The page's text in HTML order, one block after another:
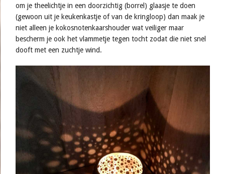
om je theelichtje in een doorzichtig (borrel) glaasje te doen
(gewoon uit je keukenkastje of van de kringloop) dan maak je
niet alleen je kokosnotenkaarshouder wat veiliger maar
bescherm je ook het vlammetje tegen tocht zodat die niet snel
dooft met een zuchtje wind.